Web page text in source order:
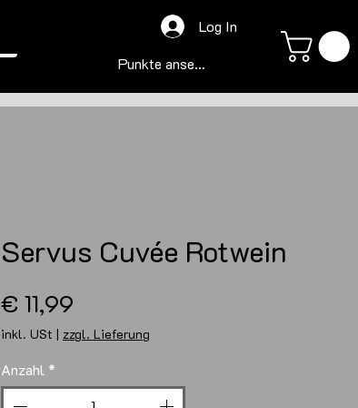
Log In
Punkte ansehen
Servus Cuvée Rotwein
€ 11,99
inkl. USt | zzgl. Lieferung
Anzahl *